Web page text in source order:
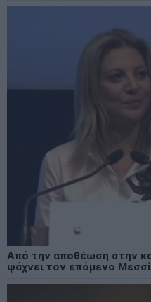
Από την αποθέωση στην
ψάχνει τον επόμενο